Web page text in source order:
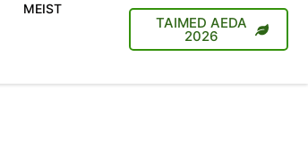
MEIST
TAIMED AEDA
2026